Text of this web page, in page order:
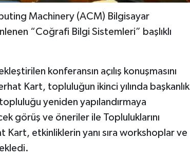
Machinery (ACM) Bilgisayar
“Coğrafi Bilgi Sistemleri” başlıklı
konferansın açılış konuşmasını
Kart, topluluğun ikinci yılında başkanlık
yeniden yapılandırmaya
görüş ve öneriler ile Topluluklarını
etkinliklerin yanı sıra workshoplar ve